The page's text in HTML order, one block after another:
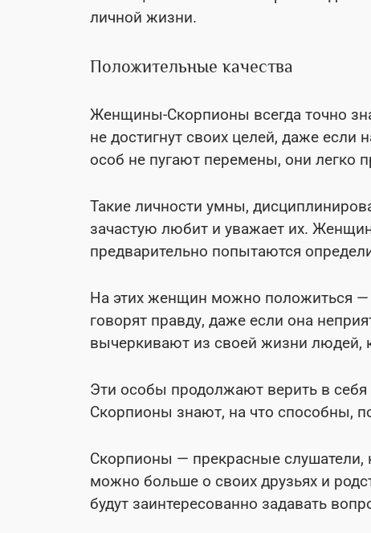
личной жизни.
Положительные качества
Женщины-Скорпионы всегда точно
не достигнут своих целей, даже если
особ не пугают перемены, они легко
Такие личности умны,
зачастую любит и уважает их.
предварительно попытаются
На этих женщин можно положиться
говорят правду, даже если она
вычеркивают из своей жизни людей,
Эти особы продолжают верить в
Скорпионы знают, на что способны,
Скорпионы — прекрасные слушатели,
можно больше о своих друзьях и
будут заинтересованно задавать